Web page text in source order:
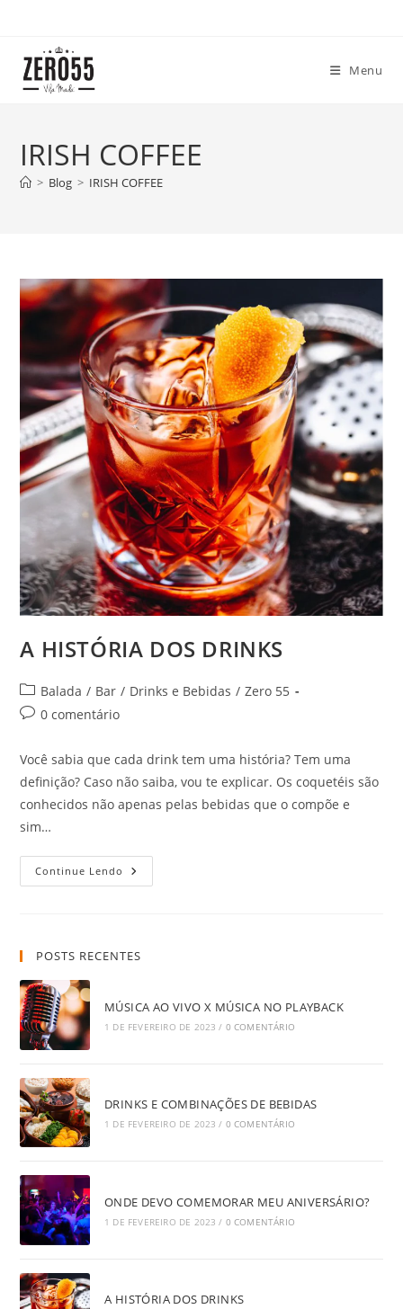
conteúdo
Menu
IRISH COFFEE
> Blog > IRISH COFFEE
A HISTÓRIA DOS DRINKS
Categoria
do
Balada / Bar / Drinks e Bebidas / Zero 55
Comentários
post:
0 comentário
Você sabia que cada drink tem uma história? Tem uma
definição? Caso não saiba, vou te explicar. Os coquetéis são
conhecidos não apenas pelas bebidas que o compõe e
sim…
Continue Lendo A
HISTÓRIA
POSTS RECENTES
MÚSICA AO VIVO X MÚSICA NO PLAYBACK
1 DE FEVEREIRO DE 2023 / 0 COMENTÁRIO
DRINKS E COMBINAÇÕES DE BEBIDAS
1 DE FEVEREIRO DE 2023 / 0 COMENTÁRIO
ONDE DEVO COMEMORAR MEU ANIVERSÁRIO?
1 DE FEVEREIRO DE 2023 / 0 COMENTÁRIO
A HISTÓRIA DOS DRINKS